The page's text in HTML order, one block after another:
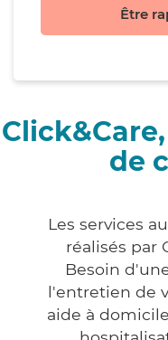
Être
de
Les services
réalisés par
Besoin
l'entretien de
aide à